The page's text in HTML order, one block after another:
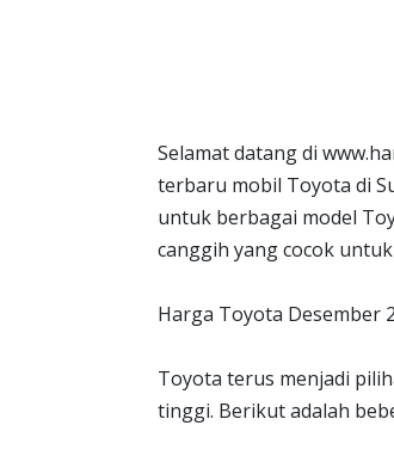
Selamat datang di
terbaru mobil Toyota di
untuk berbagai model
canggih yang cocok
Harga Toyota Desember
Toyota terus menjadi
tinggi. Berikut adalah